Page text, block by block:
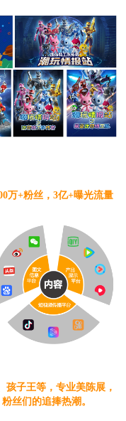
万+粉丝，3亿+曝光流量
孩子王等，专业美陈展，
丝们的追捧热潮。